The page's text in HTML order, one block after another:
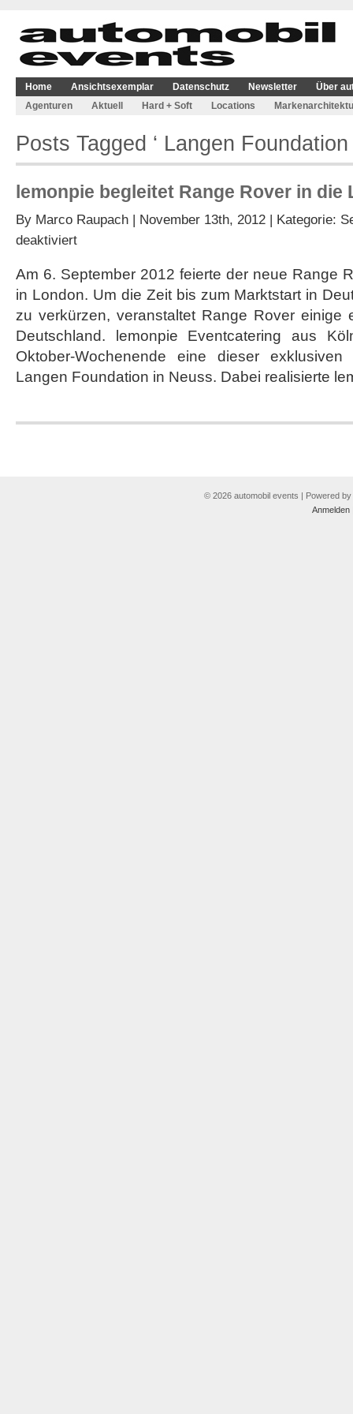
Home Ansichtsexemplar Datenschutz Newsletter
Über
Agenturen
Aktuell Hard + Soft Locations
Posts Tagged ‘ Langen Foundation
lemonpie begleitet Range Rover in die
By Marco Raupach | November 13th, 2012 | Kategorie:
deaktiviertfür
Range
Rover
die
Langen
Foundation
Am 6. September 2012 feierte der neue Range
in London. Um die Zeit bis zum Marktstart in
zu verkürzen, veranstaltet Range Rover einige
Deutschland. lemonpie Eventcatering aus
Oktober-Wochenende eine dieser
Langen Foundation in Neuss. Dabei realisierte
© 2026 automobil events | Powered by
Anmelden|